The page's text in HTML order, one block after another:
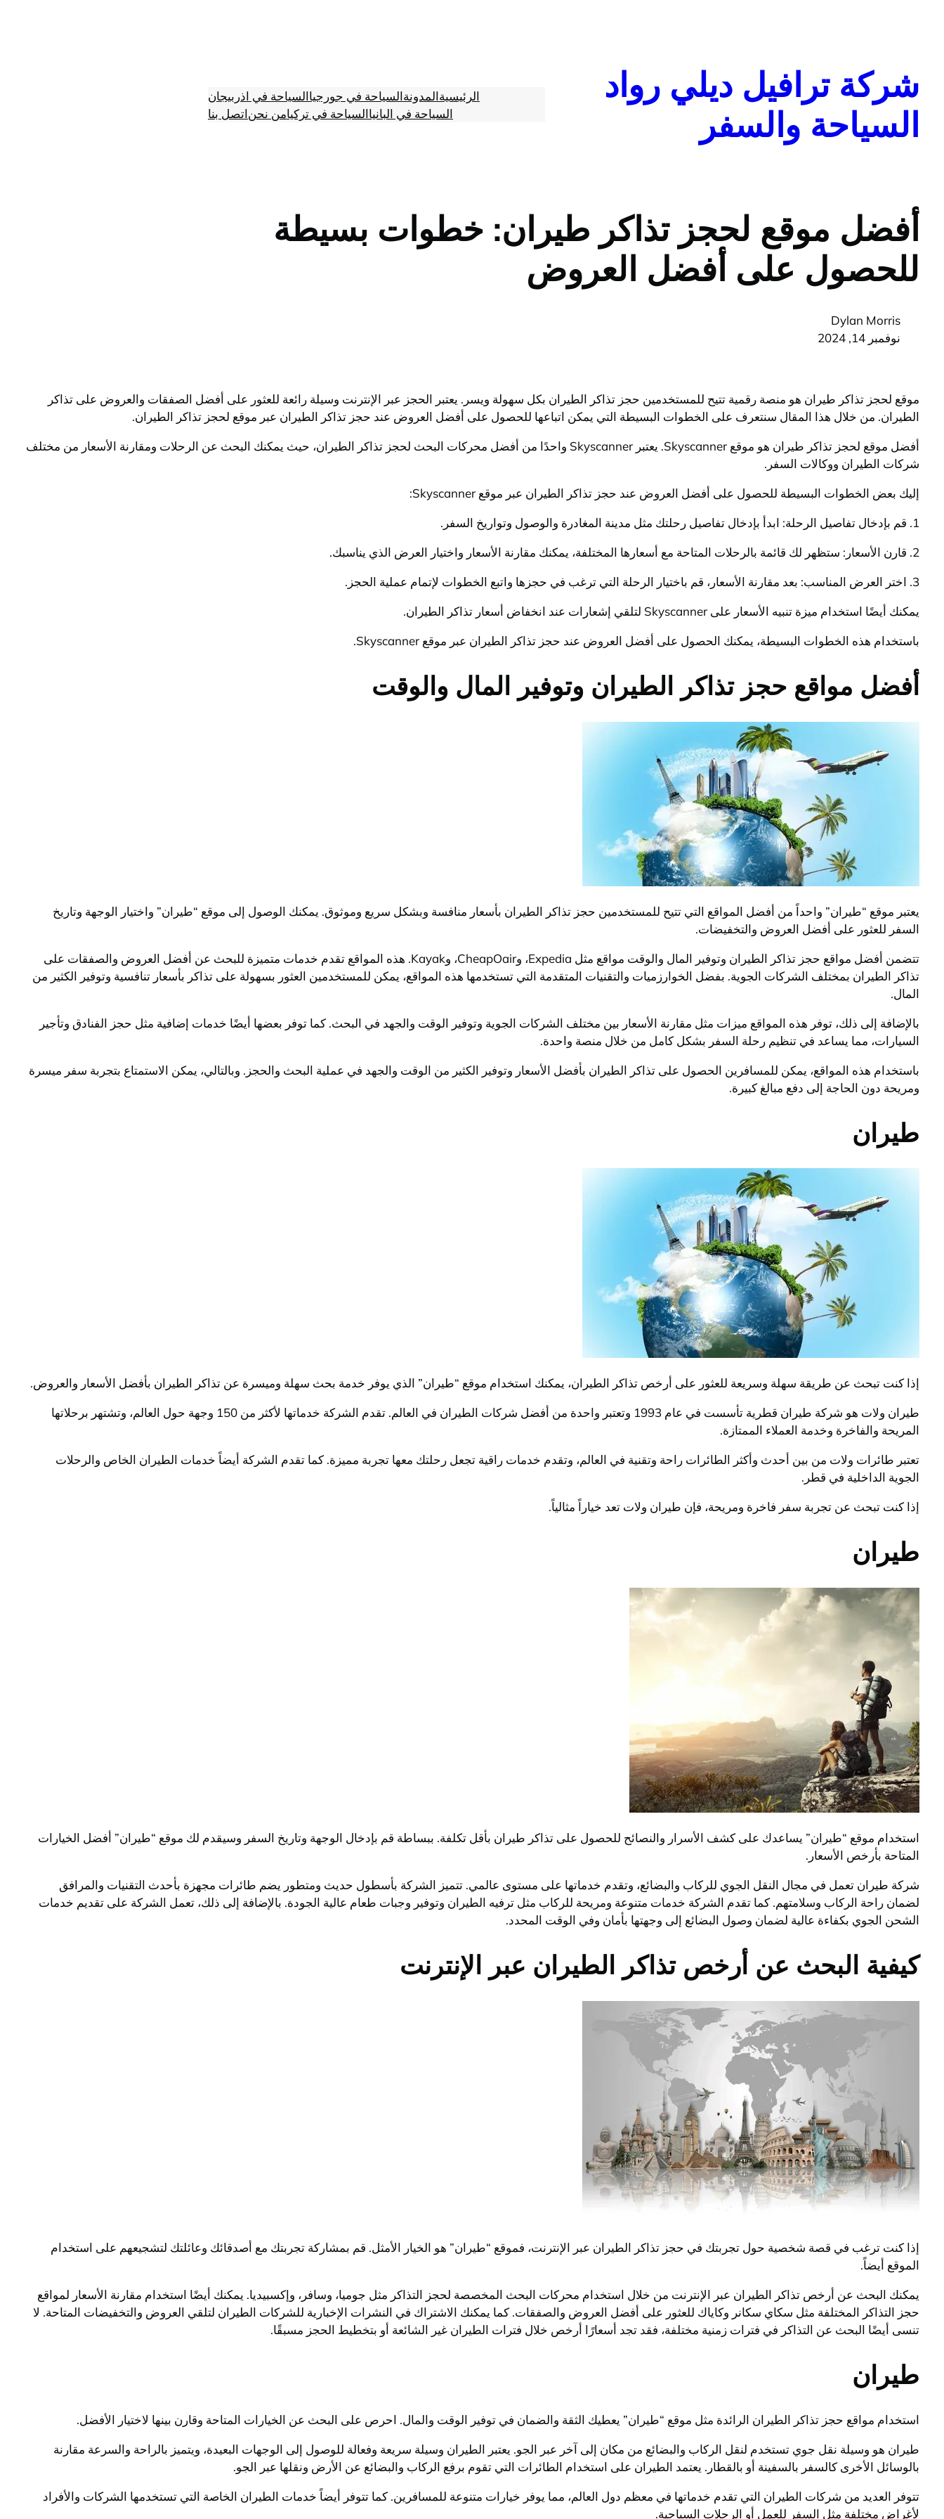
شركة ترافيل ديلي رواد
السياحة والسفر
الرئيسيةالمدونةالسياحة في جورجياالسياحة في اذربيجان
السياحة في البانياالسياحة في تركيامن نحناتصل بنا
أفضل موقع لحجز تذاكر طيران: خطوات بسيطة
للحصول على أفضل العروض
Dylan Morris
نوفمبر 14, 2024
موقع لحجز تذاكر طيران هو منصة رقمية تتيح للمستخدمين حجز تذاكر الطيران بكل سهولة ويسر. يعتبر الحجز عبر الإنترنت وسيلة رائعة للعثور على أفضل الصفقات والعروض على تذاكر
الطيران. من خلال هذا المقال سنتعرف على الخطوات البسيطة التي يمكن اتباعها للحصول على أفضل العروض عند حجز تذاكر الطيران عبر موقع لحجز تذاكر الطيران.
أفضل موقع لحجز تذاكر طيران هو موقع Skyscanner. يعتبر Skyscanner واحدًا من أفضل محركات البحث لحجز تذاكر الطيران، حيث يمكنك البحث عن الرحلات ومقارنة الأسعار من مختلف
شركات الطيران ووكالات السفر.
إليك بعض الخطوات البسيطة للحصول على أفضل العروض عند حجز تذاكر الطيران عبر موقع Skyscanner:
1. قم بإدخال تفاصيل الرحلة: ابدأ بإدخال تفاصيل رحلتك مثل مدينة المغادرة والوصول وتواريخ السفر.
2. قارن الأسعار: ستظهر لك قائمة بالرحلات المتاحة مع أسعارها المختلفة، يمكنك مقارنة الأسعار واختيار العرض الذي يناسبك.
3. اختر العرض المناسب: بعد مقارنة الأسعار، قم باختيار الرحلة التي ترغب في حجزها واتبع الخطوات لإتمام عملية الحجز.
يمكنك أيضًا استخدام ميزة تنبيه الأسعار على Skyscanner لتلقي إشعارات عند انخفاض أسعار تذاكر الطيران.
باستخدام هذه الخطوات البسيطة، يمكنك الحصول على أفضل العروض عند حجز تذاكر الطيران عبر موقع Skyscanner.
أفضل مواقع حجز تذاكر الطيران وتوفير المال والوقت
يعتبر موقع “طيران” واحداً من أفضل المواقع التي تتيح للمستخدمين حجز تذاكر الطيران بأسعار منافسة وبشكل سريع وموثوق. يمكنك الوصول إلى موقع “طيران” واختيار الوجهة وتاريخ
السفر للعثور على أفضل العروض والتخفيضات.
تتضمن أفضل مواقع حجز تذاكر الطيران وتوفير المال والوقت مواقع مثل Expedia، وCheapOair، وKayak. هذه المواقع تقدم خدمات متميزة للبحث عن أفضل العروض والصفقات على
تذاكر الطيران بمختلف الشركات الجوية. بفضل الخوارزميات والتقنيات المتقدمة التي تستخدمها هذه المواقع، يمكن للمستخدمين العثور بسهولة على تذاكر بأسعار تنافسية وتوفير الكثير من
المال.
بالإضافة إلى ذلك، توفر هذه المواقع ميزات مثل مقارنة الأسعار بين مختلف الشركات الجوية وتوفير الوقت والجهد في البحث. كما توفر بعضها أيضًا خدمات إضافية مثل حجز الفنادق وتأجير
السيارات، مما يساعد في تنظيم رحلة السفر بشكل كامل من خلال منصة واحدة.
باستخدام هذه المواقع، يمكن للمسافرين الحصول على تذاكر الطيران بأفضل الأسعار وتوفير الكثير من الوقت والجهد في عملية البحث والحجز. وبالتالي، يمكن الاستمتاع بتجربة سفر ميسرة
ومريحة دون الحاجة إلى دفع مبالغ كبيرة.
طيران
إذا كنت تبحث عن طريقة سهلة وسريعة للعثور على أرخص تذاكر الطيران، يمكنك استخدام موقع “طيران” الذي يوفر خدمة بحث سهلة وميسرة عن تذاكر الطيران بأفضل الأسعار والعروض.
طيران ولات هو شركة طيران قطرية تأسست في عام 1993 وتعتبر واحدة من أفضل شركات الطيران في العالم. تقدم الشركة خدماتها لأكثر من 150 وجهة حول العالم، وتشتهر برحلاتها
المريحة والفاخرة وخدمة العملاء الممتازة.
تعتبر طائرات ولات من بين أحدث وأكثر الطائرات راحة وتقنية في العالم، وتقدم خدمات راقية تجعل رحلتك معها تجربة مميزة. كما تقدم الشركة أيضاً خدمات الطيران الخاص والرحلات
الجوية الداخلية في قطر.
إذا كنت تبحث عن تجربة سفر فاخرة ومريحة، فإن طيران ولات تعد خياراً مثالياً.
طيران
استخدام موقع “طيران” يساعدك على كشف الأسرار والنصائح للحصول على تذاكر طيران بأقل تكلفة. ببساطة قم بإدخال الوجهة وتاريخ السفر وسيقدم لك موقع “طيران” أفضل الخيارات
المتاحة بأرخص الأسعار.
شركة طيران تعمل في مجال النقل الجوي للركاب والبضائع، وتقدم خدماتها على مستوى عالمي. تتميز الشركة بأسطول حديث ومتطور يضم طائرات مجهزة بأحدث التقنيات والمرافق
لضمان راحة الركاب وسلامتهم. كما تقدم الشركة خدمات متنوعة ومريحة للركاب مثل ترفيه الطيران وتوفير وجبات طعام عالية الجودة. بالإضافة إلى ذلك، تعمل الشركة على تقديم خدمات
الشحن الجوي بكفاءة عالية لضمان وصول البضائع إلى وجهتها بأمان وفي الوقت المحدد.
كيفية البحث عن أرخص تذاكر الطيران عبر الإنترنت
إذا كنت ترغب في قصة شخصية حول تجربتك في حجز تذاكر الطيران عبر الإنترنت، فموقع “طيران” هو الخيار الأمثل. قم بمشاركة تجربتك مع أصدقائك وعائلتك لتشجيعهم على استخدام
الموقع أيضاً.
يمكنك البحث عن أرخص تذاكر الطيران عبر الإنترنت من خلال استخدام محركات البحث المخصصة لحجز التذاكر مثل جوميا، وسافر، وإكسبيديا. يمكنك أيضًا استخدام مقارنة الأسعار لمواقع
حجز التذاكر المختلفة مثل سكاي سكانر وكاياك للعثور على أفضل العروض والصفقات. كما يمكنك الاشتراك في النشرات الإخبارية للشركات الطيران لتلقي العروض والتخفيضات المتاحة. لا
تنسى أيضًا البحث عن التذاكر في فترات زمنية مختلفة، فقد تجد أسعارًا أرخص خلال فترات الطيران غير الشائعة أو بتخطيط الحجز مسبقًا.
طيران
استخدام مواقع حجز تذاكر الطيران الرائدة مثل موقع “طيران” يعطيك الثقة والضمان في توفير الوقت والمال. احرص على البحث عن الخيارات المتاحة وقارن بينها لاختيار الأفضل.
طيران هو وسيلة نقل جوي تستخدم لنقل الركاب والبضائع من مكان إلى آخر عبر الجو. يعتبر الطيران وسيلة سريعة وفعالة للوصول إلى الوجهات البعيدة، ويتميز بالراحة والسرعة مقارنة
بالوسائل الأخرى كالسفر بالسفينة أو بالقطار. يعتمد الطيران على استخدام الطائرات التي تقوم برفع الركاب والبضائع عن الأرض ونقلها عبر الجو.
تتوفر العديد من شركات الطيران التي تقدم خدماتها في معظم دول العالم، مما يوفر خيارات متنوعة للمسافرين. كما تتوفر أيضاً خدمات الطيران الخاصة التي تستخدمها الشركات والأفراد
لأغراض مختلفة مثل السفر للعمل أو الرحلات السياحية.